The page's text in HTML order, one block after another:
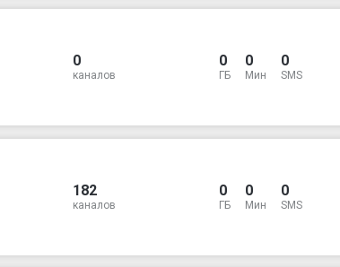
0
каналов
0
ГБ
0
Мин
0
SMS
182
каналов
0
ГБ
0
Мин
0
SMS